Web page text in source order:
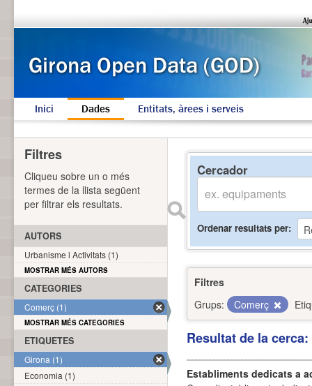
Inici Dades Entitats, àrees i serveis
Cercador
Ordenar resultats per
Filtres
Grups:
Comerç
Resultat de la
Establiments dedicats a
Filtres
Cliqueu sobre un o més
termes de la llista següent
per filtrar els resultats.
AUTORS
Urbanisme i Activitats (1)
MOSTRAR MÉS AUTORS
CATEGORIES
Comerç (1)
MOSTRAR MÉS CATEGORIES
ETIQUETES
Girona (1)
Economia (1)